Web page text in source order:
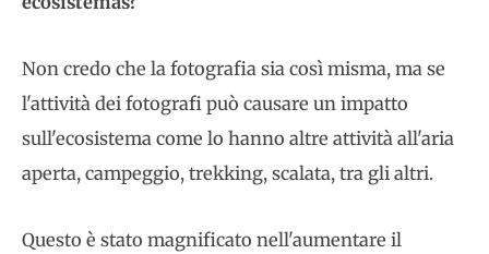
Non credo che la fotografia sia così misma, ma se
l'attività dei fotografi può causare un impatto
sull'ecosistema come lo hanno altre attività all'aria
aperta, campeggio, trekking, scalata, tra gli altri.
Questo è stato magnificato nell'aumentare il